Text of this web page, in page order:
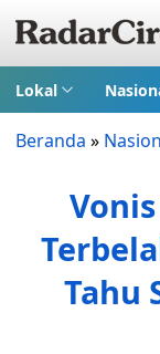
Lokal
Beranda »
Tahu